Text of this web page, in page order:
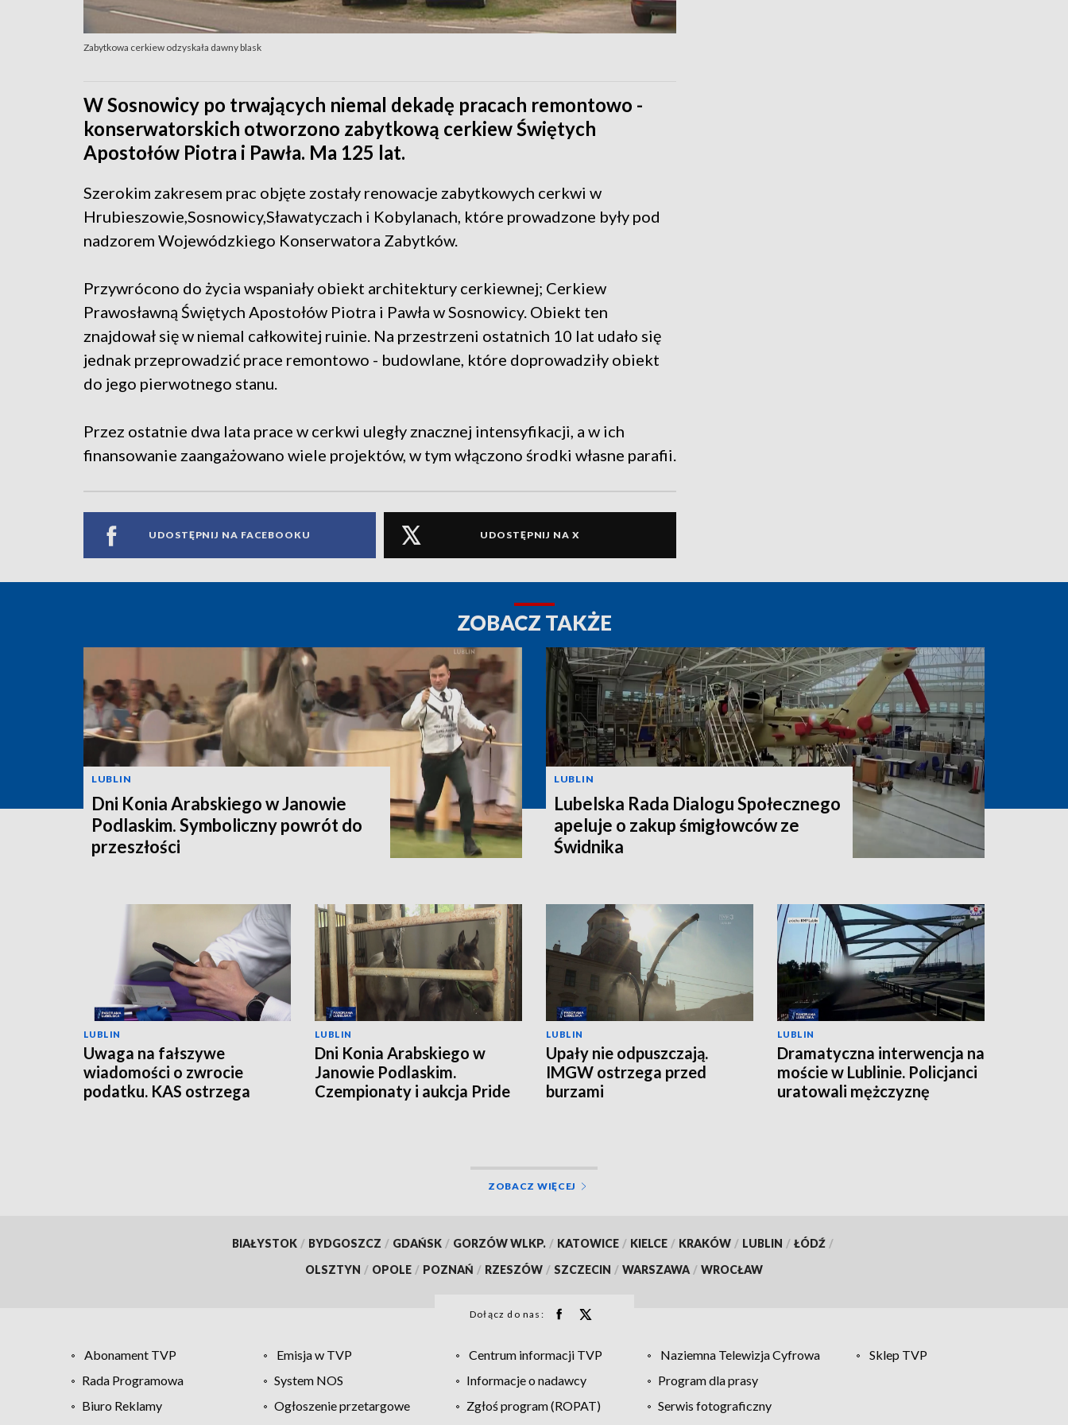
Zabytkowa cerkiew odzyskała dawny blask
W Sosnowicy po trwających niemal dekadę pracach remontowo -
konserwatorskich otworzono zabytkową cerkiew Świętych
Apostołów Piotra i Pawła. Ma 125 lat.
Szerokim zakresem prac objęte zostały renowacje zabytkowych cerkwi w
Hrubieszowie,Sosnowicy,Sławatyczach i Kobylanach, które prowadzone były pod
nadzorem Wojewódzkiego Konserwatora Zabytków.
Przywrócono do życia wspaniały obiekt architektury cerkiewnej; Cerkiew
Prawosławną Świętych Apostołów Piotra i Pawła w Sosnowicy. Obiekt ten
znajdował się w niemal całkowitej ruinie. Na przestrzeni ostatnich 10 lat udało się
jednak przeprowadzić prace remontowo - budowlane, które doprowadziły obiekt
do jego pierwotnego stanu.
Przez ostatnie dwa lata prace w cerkwi uległy znacznej intensyfikacji, a w ich
finansowanie zaangażowano wiele projektów, w tym włączono środki własne parafii.
UDOSTĘPNIJ NA FACEBOOKU UDOSTĘPNIJ NA X
ZOBACZ TAKŻE
LUBLIN
Dni Konia Arabskiego w Janowie
Podlaskim. Symboliczny powrót do
przeszłości
LUBLIN
Lubelska Rada Dialogu Społecznego
apeluje o zakup śmigłowców ze
Świdnika
LUBLIN
Uwaga na fałszywe
wiadomości o zwrocie
podatku. KAS ostrzega
LUBLIN
Dni Konia Arabskiego w
Janowie Podlaskim.
Czempionaty i aukcja Pride
LUBLIN
Upały nie odpuszczają.
IMGW ostrzega przed
burzami
LUBLIN
Dramatyczna interwencja na
moście w Lublinie. Policjanci
uratowali mężczyznę
ZOBACZ WIĘCEJ
BIAŁYSTOK / BYDGOSZCZ / GDAŃSK / GORZÓW WLKP. / KATOWICE / KIELCE / KRAKÓW / LUBLIN / ŁÓDŹ /
OLSZTYN / OPOLE / POZNAŃ / RZESZÓW / SZCZECIN / WARSZAWA / WROCŁAW
Dołącz do nas:
Abonament TVP Emisja w TVP Centrum informacji TVP Naziemna Telewizja Cyfrowa
Sklep TVP
Rada Programowa
System NOS Informacje o nadawcy
Program dla prasy
Biuro Reklamy
Ogłoszenie przetargowe Zgłoś program (ROPAT)
Serwis fotograficzny